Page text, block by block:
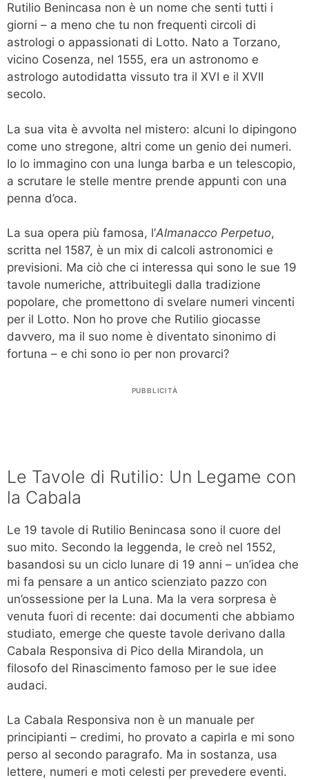
Rutilio Benincasa non è un nome che senti tutti i
giorni – a meno che tu non frequenti circoli di
astrologi o appassionati di Lotto. Nato a Torzano,
vicino Cosenza, nel 1555, era un astronomo e
astrologo autodidatta vissuto tra il XVI e il XVII
secolo.
La sua vita è avvolta nel mistero: alcuni lo dipingono
come uno stregone, altri come un genio dei numeri.
Io lo immagino con una lunga barba e un telescopio,
a scrutare le stelle mentre prende appunti con una
penna d’oca.
La sua opera più famosa, l’Almanacco Perpetuo,
scritta nel 1587, è un mix di calcoli astronomici e
previsioni. Ma ciò che ci interessa qui sono le sue 19
tavole numeriche, attribuitegli dalla tradizione
popolare, che promettono di svelare numeri vincenti
per il Lotto. Non ho prove che Rutilio giocasse
davvero, ma il suo nome è diventato sinonimo di
fortuna – e chi sono io per non provarci?
PUBBLICITÀ
Le Tavole di Rutilio: Un Legame con
la Cabala
Le 19 tavole di Rutilio Benincasa sono il cuore del
suo mito. Secondo la leggenda, le creò nel 1552,
basandosi su un ciclo lunare di 19 anni – un’idea che
mi fa pensare a un antico scienziato pazzo con
un’ossessione per la Luna. Ma la vera sorpresa è
venuta fuori di recente: dai documenti che abbiamo
studiato, emerge che queste tavole derivano dalla
Cabala Responsiva di Pico della Mirandola, un
filosofo del Rinascimento famoso per le sue idee
audaci.
La Cabala Responsiva non è un manuale per
principianti – credimi, ho provato a capirla e mi sono
perso al secondo paragrafo. Ma in sostanza, usa
lettere, numeri e moti celesti per prevedere eventi.